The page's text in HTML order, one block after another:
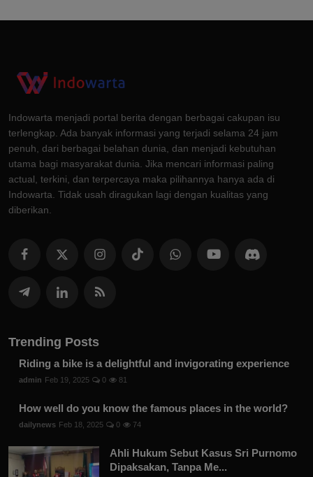
Indowarta menjadi portal berita dengan berbagai cakupan isu
terlengkap. Ada banyak informasi yang terjadi selama 24 jam
penuh, dari berbagai belahan dunia, dan menjadi kebutuhan
utama bagi masyarakat dunia. Jika mencari informasi paling
actual, terkini, dan terpercaya maka pilihannya hanya ada di
Indowarta. Tidak usah diragukan lagi dengan kualitas yang
diberikan.
Trending Posts
Riding a bike is a delightful and invigorating experience
admin Feb 19, 2025 0 81
How well do you know the famous places in the world?
dailynews Feb 18, 2025 0 74
Ahli Hukum Sebut Kasus Sri Purnomo
Dipaksakan, Tanpa Me...